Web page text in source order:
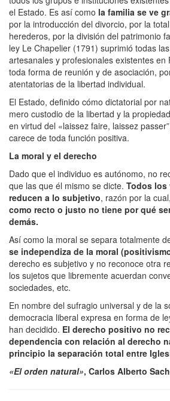
el Estado. Es así como la familia se ve
por la introducción del divorcio, por la
herederos, por la división del patrimonio
ley Le Chapelier (1791) suprimió todas
artesanales y profesionales existentes en
toda forma de reunión y de asociación,
atentatorias de la libertad individual.
El Estado, definido cómo dictatorial por
mero custodio de la libertad y la
en virtud del «laissez faire, laissez
carece de toda función positiva.
La moral y el derecho
Dado que el individuo es autónomo, no
que las que él mismo se dicte. Todos los
reducen a lo subjetivo, razón por la cual,
como recto o justo no tiene por qué
demás.
Así como la moral se separa totalmente
se independiza de la moral
derecho es subjetivo y no reconoce otra
los sujetos que libremente acuerdan
sociedades, etc.
En nombre del sufragio universal y de la
democracia liberal expresa en forma de
han decidido. El derecho positivo no
dependencia con relación al derecho
principio la separación total entre
«Elorden natural», Carlos Alberto